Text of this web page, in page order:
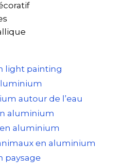
light painting
autour de l’eau
aluminium
aluminium
en aluminium
paysage